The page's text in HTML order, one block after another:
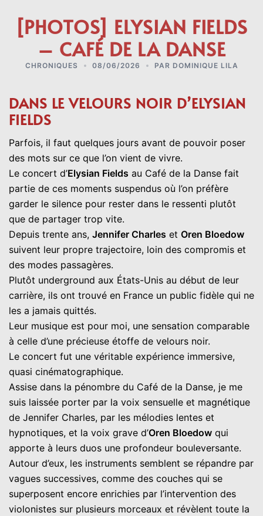
[PHOTOS] ELYSIAN FIELDS
– CAFÉ DE LA DANSE
CHRONIQUES 08/06/2026 PAR DOMINIQUE LILA
DANS LE VELOURS NOIR D’ELYSIAN
FIELDS
Parfois, il faut quelques jours avant de pouvoir poser
des mots sur ce que l’on vient de vivre.
Le concert d’Elysian Fields au Café de la Danse fait
partie de ces moments suspendus où l’on préfère
garder le silence pour rester dans le ressenti plutôt
que de partager trop vite.
Depuis trente ans, Jennifer Charles et Oren Bloedow
suivent leur propre trajectoire, loin des compromis et
des modes passagères.
Plutôt underground aux États-Unis au début de leur
carrière, ils ont trouvé en France un public fidèle qui ne
les a jamais quittés.
Leur musique est pour moi, une sensation comparable
à celle d’une précieuse étoffe de velours noir.
Le concert fut une véritable expérience immersive,
quasi cinématographique.
Assise dans la pénombre du Café de la Danse, je me
suis laissée porter par la voix sensuelle et magnétique
de Jennifer Charles, par les mélodies lentes et
hypnotiques, et la voix grave d’Oren Bloedow qui
apporte à leurs duos une profondeur bouleversante.
Autour d’eux, les instruments semblent se répandre par
vagues successives, comme des couches qui se
superposent encore enrichies par l’intervention des
violonistes sur plusieurs morceaux et révèlent toute la